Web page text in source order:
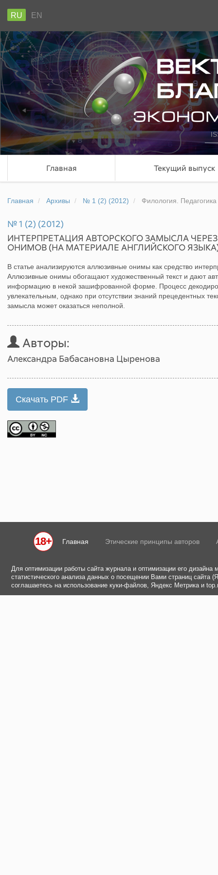
RU EN
Главная Текущий выпуск
Главная Архивы № 1 (2) (2012) Филология. Педагогика
№ 1 (2) (2012)
ИНТЕРПРЕТАЦИЯ АВТОРСКОГО ЗАМЫСЛА
ОНИМОВ (НА МАТЕРИАЛЕ АНГЛИЙСКОГО
В статье анализируются аллюзивные онимы как средство
Аллюзивные онимы обогащают художественный текст и дают
информацию в некой зашифрованной форме. Процесс
увлекательным, однако при отсутствии знаний прецедентных
замысла может оказаться неполной.
Авторы:
Александра Бабасановна Цыренова
Скачать PDF
18+ Главная Этические принципы авторов
Для оптимизации работы сайта журнала и оптимизации его
статистического анализа данных о посещении Вами страниц
соглашаетесь на использование куки-файлов, Яндекс Метрика и